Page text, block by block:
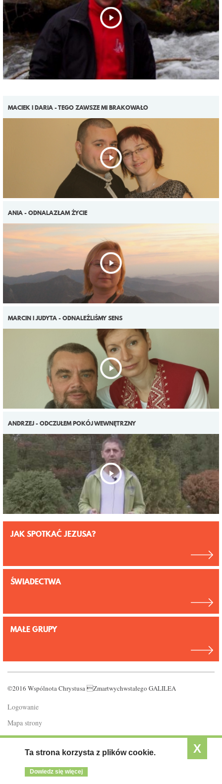
MACIEK I DARIA - TEGO ZAWSZE MI BRAKOWAŁO
ANIA - ODNALAZŁAM ŻYCIE
MARCIN I JUDYTA - ODNALEŹLIŚMY SENS
ANDRZEJ - ODCZUŁEM POKÓJ WEWNĘTRZNY
JAK SPOTKAĆ JEZUSA?
ŚWIADECTWA
MAŁE GRUPY
©2016 Wspólnota Chrystusa Zmartwychwstałego GALILEA
Logowanie
Mapa strony
Polityka prywatności
Ta strona korzysta z plików cookie.
Dowiedz się więcej
X